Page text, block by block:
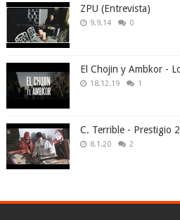
ZPU (Entrevista)
9.9.14 0
El Chojin y Ambkor -
18.12.19 1
C. Terrible - Prestigio
8.1.20 2